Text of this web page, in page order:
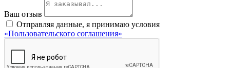
Ваш отзыв
Отправляя данные, я принимаю условия
«Пользовательского соглашения»